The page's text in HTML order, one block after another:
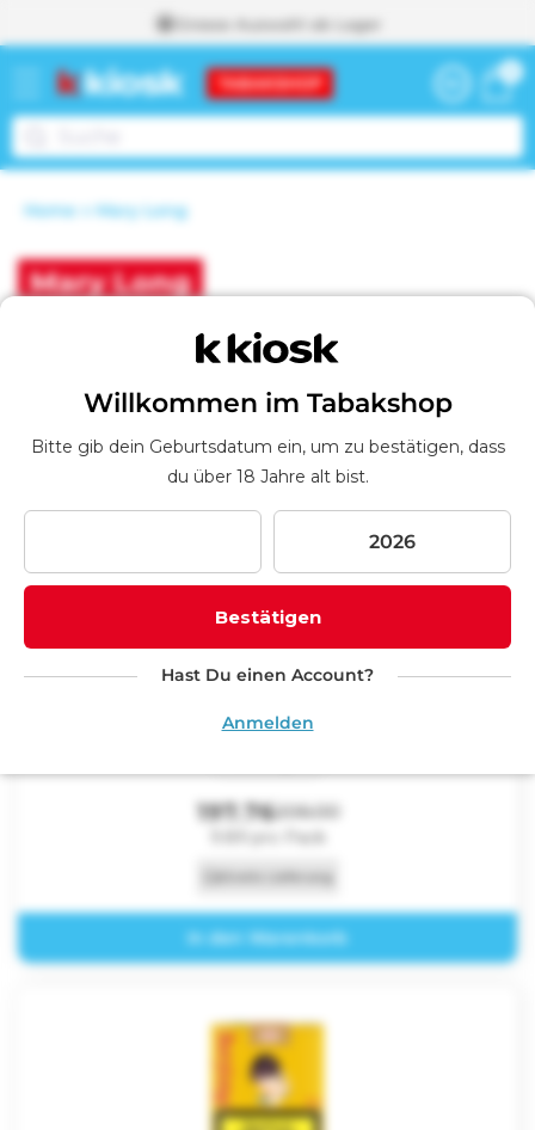
Inhalt
Grosse Auswahl ab Lager
0
0
Artikel
m
W
a
b
Weiter zum
Warenkorb
Home Mary Long
Willkommen im Tabakshop
Bitte gib dein Geburtsdatum ein, um zu bestätigen, dass
du über 18 Jahre alt bist.
Bestätigen
Hast Du einen Account?
Anmelden
K
g
i
:
Mary Long
Filtern und sortieren
MaryLong Extra Box